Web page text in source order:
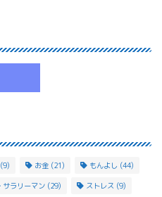
(9) お金 (21) もんよし (44)
サラリーマン (29) ストレス (9)